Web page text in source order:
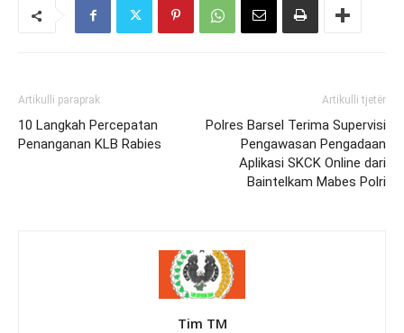
Artikulli paraprak
10 Langkah Percepatan
Penanganan KLB Rabies
Artikulli tjetër
Polres Barsel Terima Supervisi
Pengawasan Pengadaan
Aplikasi SKCK Online dari
Baintelkam Mabes Polri
Tim TM